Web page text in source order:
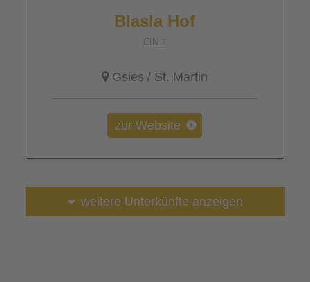
Blasla Hof
CIN +
Gsies / St. Martin
zur Website
weitere Unterkünfte anzeigen